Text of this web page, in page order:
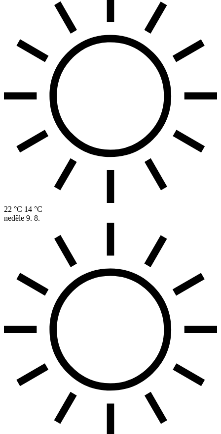
22 °C 14 °C
neděle 9. 8.